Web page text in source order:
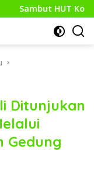
XXI/Raden Intan,
Ditunjukan
Gedung